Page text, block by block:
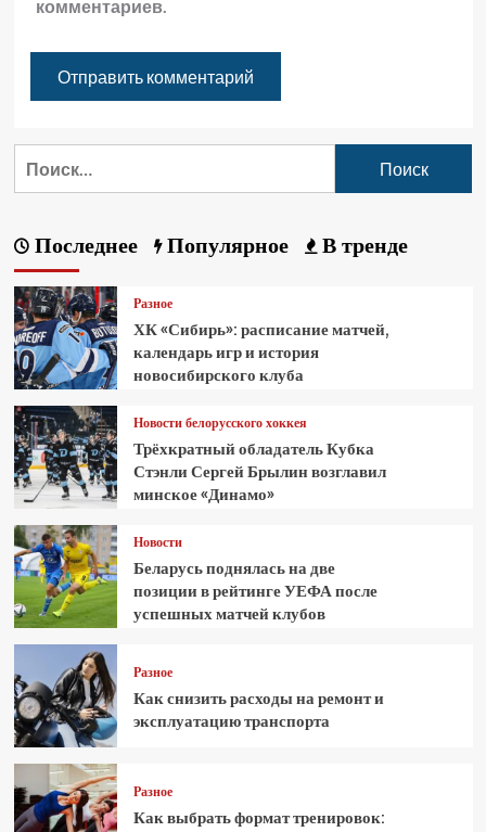
комментариев.
Последнее Популярное В тренде
Разное
ХК «Сибирь»: расписание матчей,
календарь игр и история
новосибирского клуба
Новости белорусского хоккея
Трёхкратный обладатель Кубка
Стэнли Сергей Брылин возглавил
минское «Динамо»
Новости
Беларусь поднялась на две
позиции в рейтинге УЕФА после
успешных матчей клубов
Разное
Как снизить расходы на ремонт и
эксплуатацию транспорта
Разное
Как выбрать формат тренировок: